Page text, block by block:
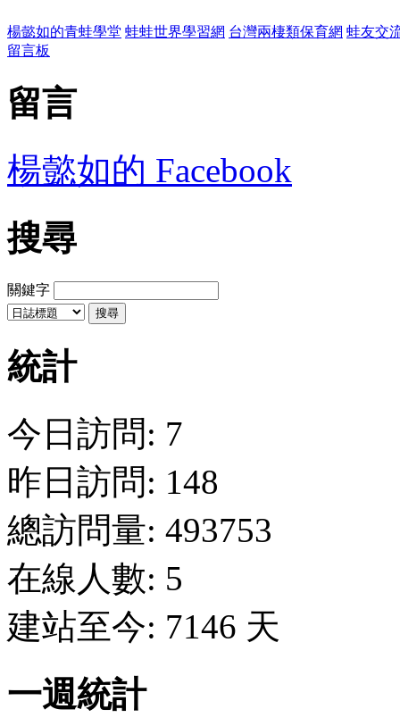
楊懿如的青蛙學堂 蛙蛙世界學習網 台灣兩棲類保育網 蛙友交
留言板
留言
楊懿如的 Facebook
搜尋
關鍵字
統計
今日訪問: 7
昨日訪問: 148
總訪問量: 493753
在線人數: 5
建站至今: 7146 天
一週統計